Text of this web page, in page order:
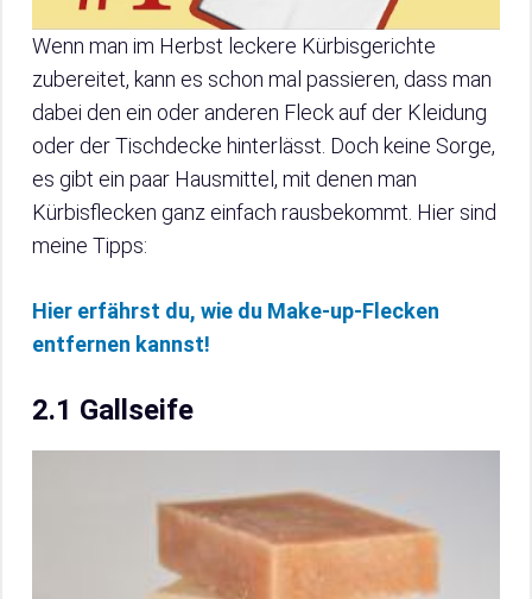
Wenn man im Herbst leckere Kürbisgerichte
zubereitet, kann es schon mal passieren, dass man
dabei den ein oder anderen Fleck auf der Kleidung
oder der Tischdecke hinterlässt. Doch keine Sorge,
es gibt ein paar Hausmittel, mit denen man
Kürbisflecken ganz einfach rausbekommt. Hier sind
meine Tipps:
Hier erfährst du, wie du Make-up-Flecken
entfernen kannst!
2.1 Gallseife